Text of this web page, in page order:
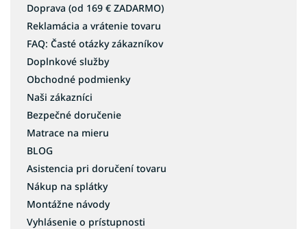
Doprava (od 169 € ZADARMO)
Reklamácia a vrátenie tovaru
FAQ: Časté otázky zákazníkov
Doplnkové služby
Obchodné podmienky
Naši zákazníci
Bezpečné doručenie
Matrace na mieru
BLOG
Asistencia pri doručení tovaru
Nákup na splátky
Montážne návody
Vyhlásenie o prístupnosti